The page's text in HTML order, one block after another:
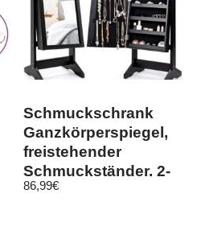
Schmuckschrank
Ganzkörperspiegel,
freistehender
Schmuckständer, 2-
in-1-
86,99€